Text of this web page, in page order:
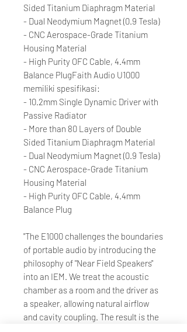
Sided Titanium Diaphragm Material
- Dual Neodymium Magnet (0.9 Tesla)
- CNC Aerospace-Grade Titanium
Housing Material
- High Purity OFC Cable, 4.4mm
Balance PlugFaith Audio U1000
memiliki spesifikasi:
- 10.2mm Single Dynamic Driver with
Passive Radiator
- More than 80 Layers of Double
Sided Titanium Diaphragm Material
- Dual Neodymium Magnet (0.9 Tesla)
- CNC Aerospace-Grade Titanium
Housing Material
- High Purity OFC Cable, 4.4mm
Balance Plug
"The E1000 challenges the boundaries
of portable audio by introducing the
philosophy of "Near Field Speakers"
into an IEM. We treat the acoustic
chamber as a room and the driver as
a speaker, allowing natural airflow
and cavity coupling. The result is the